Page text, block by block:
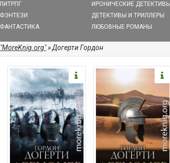
ЛИТРПГ
ФЭНТЕЗИ
ФАНТАСТИКА
ИРОНИЧЕСКИЕ ДЕТЕКТИВЫ
ДЕТЕКТИВЫ И ТРИЛЛЕРЫ
ЛЮБОВНЫЕ РОМАНЫ
» Догерти Гордон